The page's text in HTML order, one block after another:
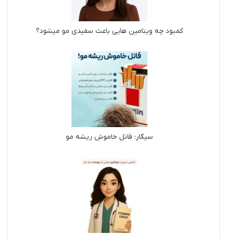
کمبود چه ویتامین هایی باعث سفیدی مو میشود؟
سیگار؛ قاتل خاموش ریشه مو